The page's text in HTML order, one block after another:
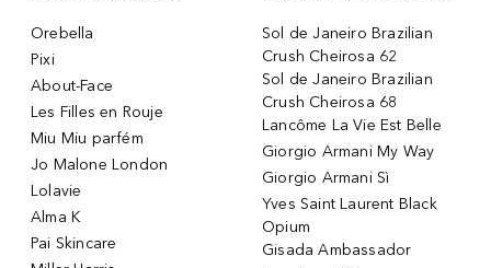
Orebella
Pixi
About-Face
Les Filles en Rouje
Miu Miu parfém
Jo Malone London
Lolavie
Alma K
Pai Skincare
Sol de Janeiro Brazilian
Crush Cheirosa 62
Sol de Janeiro Brazilian
Crush Cheirosa 68
Lancôme La Vie Est Belle
Giorgio Armani My Way
Giorgio Armani Sì
Yves Saint Laurent Black
Opium
Gisada Ambassador